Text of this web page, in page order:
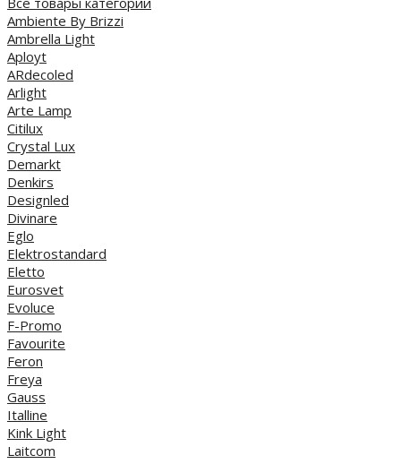
Ambiente By Brizzi
Ambrella Light
Aployt
ARdecoled
Arlight
Arte Lamp
Citilux
Crystal Lux
Demarkt
Denkirs
Designled
Divinare
Eglo
Elektrostandard
Eletto
Eurosvet
Evoluce
F-Promo
Favourite
Feron
Freya
Gauss
Italline
Kink Light
Laitcom